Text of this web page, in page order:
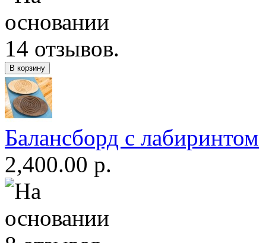
Балансборд с лабиринтом
2,400.00 р.